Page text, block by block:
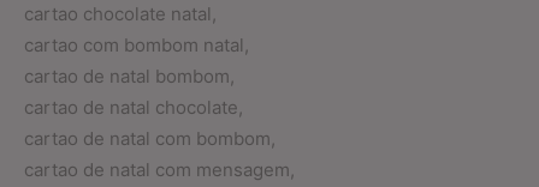
cartao chocolate natal,
cartao com bombom natal,
cartao de natal bombom,
cartao de natal chocolate,
cartao de natal com bombom,
cartao de natal com mensagem,